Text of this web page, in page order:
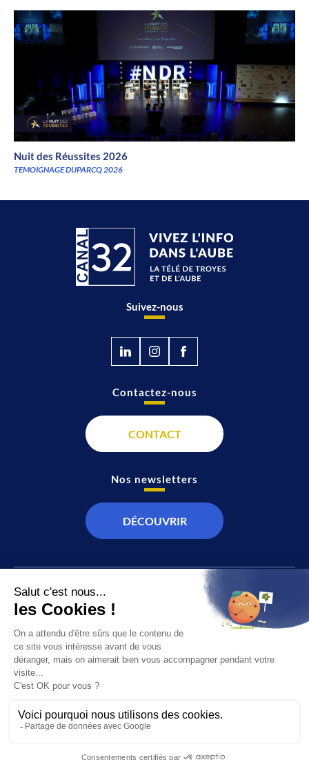
Nuit des Réussites 2026
TEMOIGNAGE DUPARCQ 2026
Suivez-nous
JT
ÉCONOMIE
CULTURE & LOISIRS
SPORT
À propos de nous
Recevoir la chaîne
Contactez-nous
CONTACT
Nos newsletters
DÉCOUVRIR